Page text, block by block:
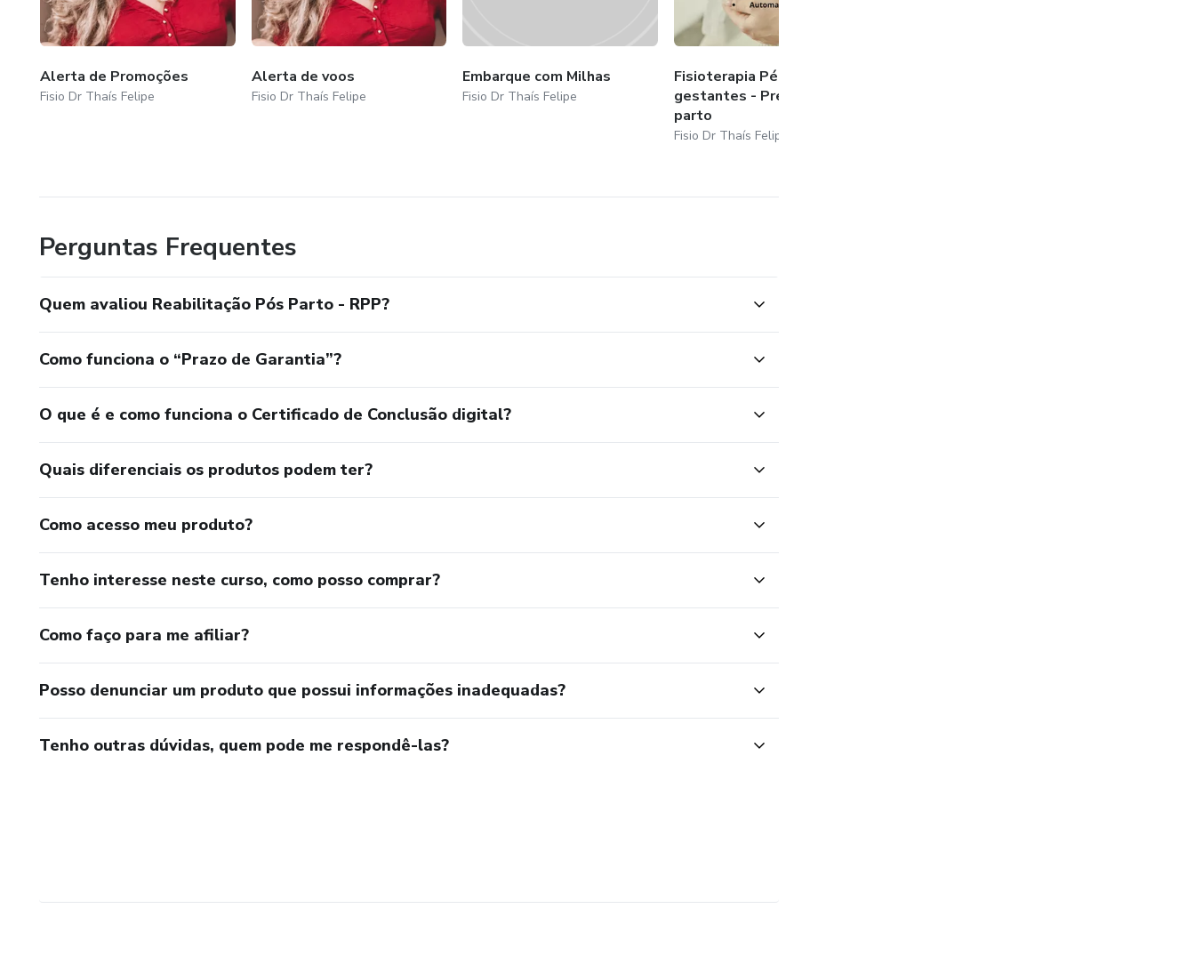
Alerta de Promoções
Fisio Dr Thaís Felipe
Alerta de voos
Fisio Dr Thaís Felipe
Embarque com Milhas
Fisio Dr Thaís Felipe
Fisioterapia Pélvica para
gestantes - Preparação pré
parto
Fisio Dr Thaís Felipe
Perguntas Frequentes
Quem avaliou Reabilitação Pós Parto - RPP?
Como funciona o “Prazo de Garantia”?
O que é e como funciona o Certificado de Conclusão digital?
Quais diferenciais os produtos podem ter?
Como acesso meu produto?
Tenho interesse neste curso, como posso comprar?
Como faço para me afiliar?
Posso denunciar um produto que possui informações inadequadas?
Tenho outras dúvidas, quem pode me respondê-las?